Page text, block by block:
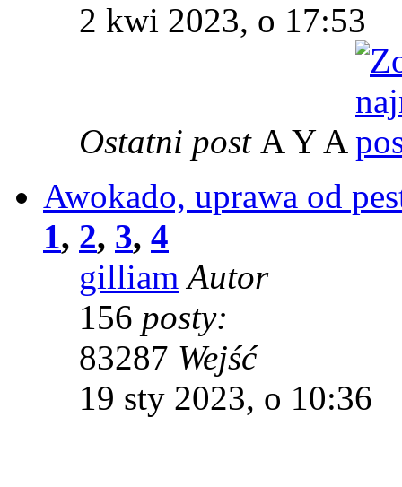
2 kwi 2023, o 17:53
Ostatni post A Y A
Awokado, uprawa od
1, 2, 3, 4
gilliam Autor
156 posty:
83287 Wejść
19 sty 2023, o 10:36